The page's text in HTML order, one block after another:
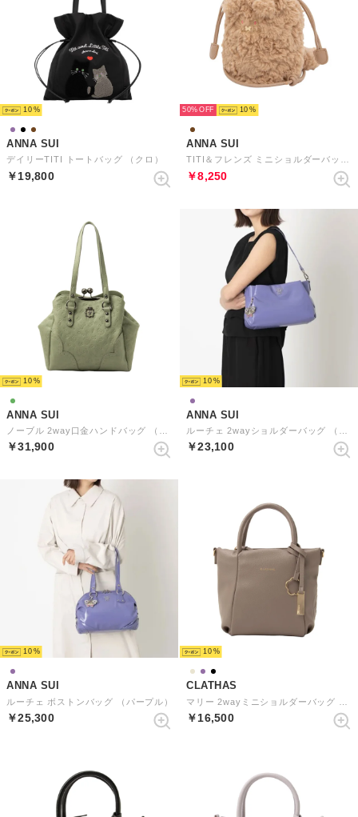
10
ANNA SUI
デイリーTITI トートバッグ （クロ）
￥19,800
50% 10
ANNA SUI
TITI＆フレンズ ミニショルダーバッグ （キャメル）
￥8,250
10
ANNA SUI
￥31,900
10
ANNA SUI
￥23,100
10
ANNA SUI
ルーチェ ボストンバッグ （パープル）
￥25,300
10
CLATHAS
￥16,500